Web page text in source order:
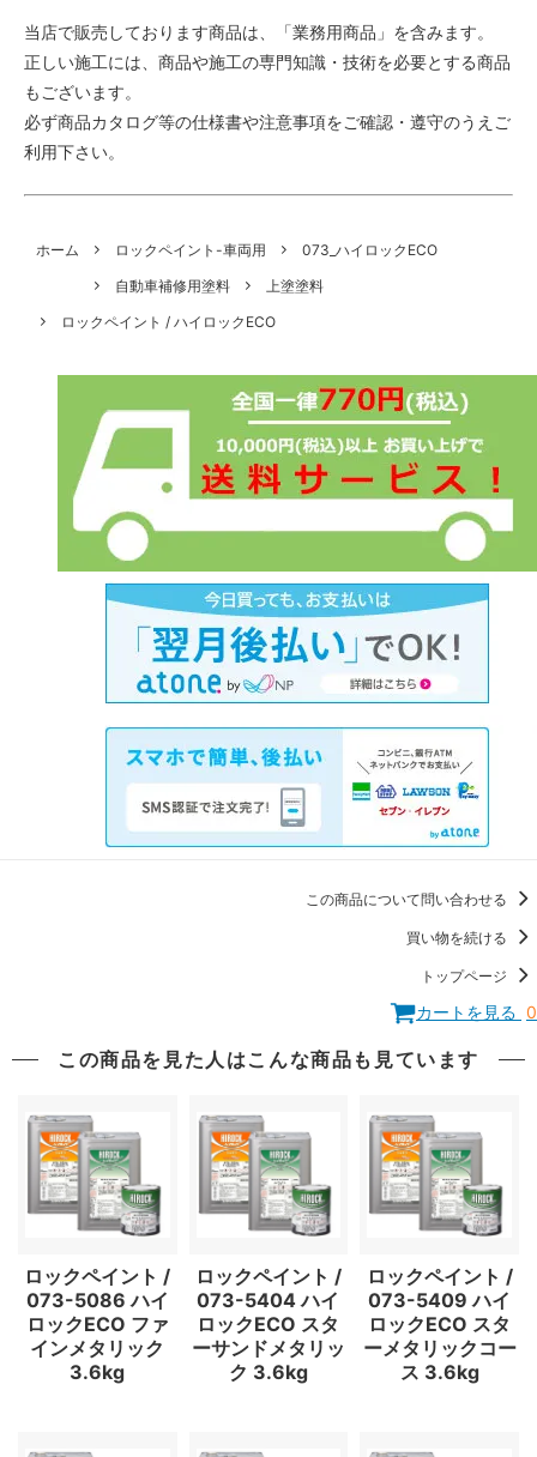
当店で販売しております商品は、「業務用商品」を含みます。
正しい施工には、商品や施工の専門知識・技術を必要とする商品
もございます。
必ず商品カタログ等の仕様書や注意事項をご確認・遵守のうえご
利用下さい。
ホーム ロックペイント-車両用
073_ハイロックECO
自動車補修用塗料
上塗塗料
ロックペイント / ハイロックECO
この商品について問い合わせる
買い物を続ける
トップページ
カートを見る 0
この商品を見た人はこんな商品も見ています
ロックペイント /
073-5086 ハイ
ロックECO ファ
インメタリック
3.6kg
ロックペイント /
073-5404 ハイ
ロックECO スタ
ーサンドメタリッ
ク 3.6kg
ロックペイント /
073-5409 ハイ
ロックECO スタ
ーメタリックコー
ス 3.6kg